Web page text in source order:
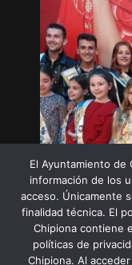
El Ayuntamiento de
información de los
acceso. Únicamente
finalidad técnica. El
Chipiona contiene
políticas de
Chipiona. Al